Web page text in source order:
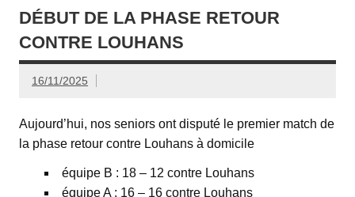
DÉBUT DE LA PHASE RETOUR
CONTRE LOUHANS
16/11/2025
Aujourd’hui, nos seniors ont disputé le premier match de
la phase retour contre Louhans à domicile
équipe B : 18 – 12 contre Louhans
équipe A : 16 – 16 contre Louhans